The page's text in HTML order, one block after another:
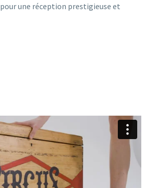
pour une réception prestigieuse et